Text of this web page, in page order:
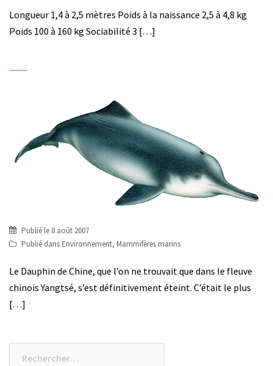
Longueur 1,4 à 2,5 mètres Poids à la naissance 2,5 à 4,8 kg
Poids 100 à 160 kg Sociabilité 3 […]
Publié le 8 août 2007
Publié dans Environnement, Mammifères marins
Le Dauphin de Chine, que l’on ne trouvait que dans le fleuve
chinois Yangtsé, s’est définitivement éteint. C’était le plus
[…]